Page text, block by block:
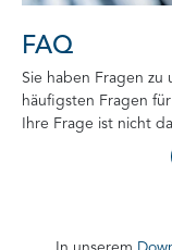
FAQ
Sie haben Fragen
häufigsten Fragen
Ihre Frage ist nicht